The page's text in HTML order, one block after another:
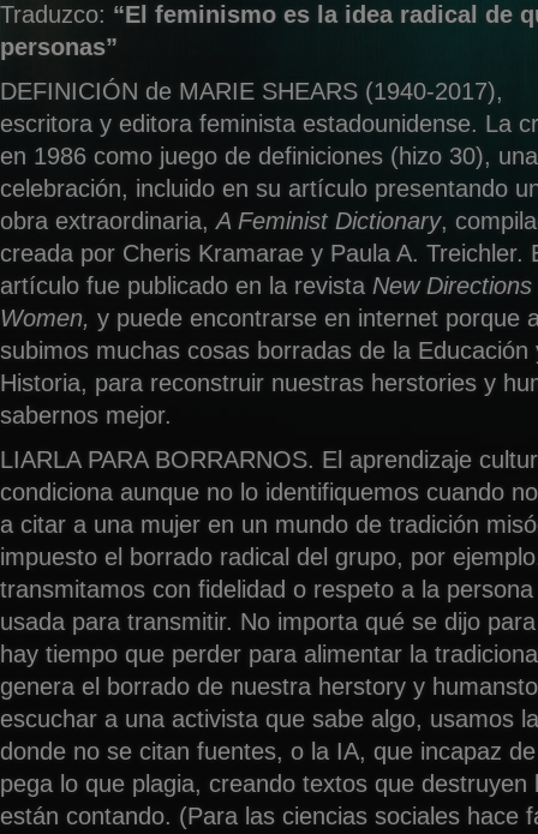
Traduzco: “El feminismo es la idea radical de
personas”
DEFINICIÓN de MARIE SHEARS (1940-2017),
escritora y editora feminista estadounidense. La
en 1986 como juego de definiciones (hizo 30), una
celebración, incluido en su artículo presentando
obra extraordinaria, A Feminist Dictionary,
creada por Cheris Kramarae y Paula A. Treichler.
artículo fue publicado en la revista New
Women, y puede encontrarse en internet porque
subimos muchas cosas borradas de la Educación
Historia, para reconstruir nuestras herstories y
sabernos mejor.
LIARLA PARA BORRARNOS. El aprendizaje
condiciona aunque no lo identifiquemos cuando
a citar a una mujer en un mundo de tradición
impuesto el borrado radical del grupo, por
transmitamos con fidelidad o respeto a la
usada para transmitir. No importa qué se dijo
hay tiempo que perder para alimentar la
genera el borrado de nuestra herstory y
escuchar a una activista que sabe algo, usamos
donde no se citan fuentes, o la IA, que incapaz
pega lo que plagia, creando textos que destruyen
están contando. (Para las ciencias sociales hace